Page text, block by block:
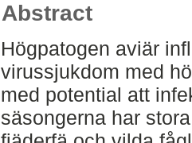
Abstract
Högpatogen aviär
virussjukdom med
med potential att
säsongerna har